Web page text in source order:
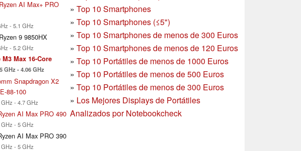
AI Max+ PRO
- 5.1 GHz
9 9850HX
- 5.2 GHz
Max 16-Core
GHz - 4.06 GHz
Snapdragon X2
88-100
- 4.7 GHz
AI Max PRO 490
- 5 GHz
AI Max PRO 390
- 5 GHz
» Top 10 Smartphones
» Top 10 Smartphones (≤5")
» Top 10 Smartphones de menos de 300 Euros
» Top 10 Smartphonesde menos de 120 Euros
» Top 10 Portátiles de menos de 1000 Euros
» Top 10 Portátiles de menos de 500 Euros
» Top 10 Portátiles de menos de 300 Euros
» Los Mejores Displays de Portátiles
Analizados por Notebookcheck